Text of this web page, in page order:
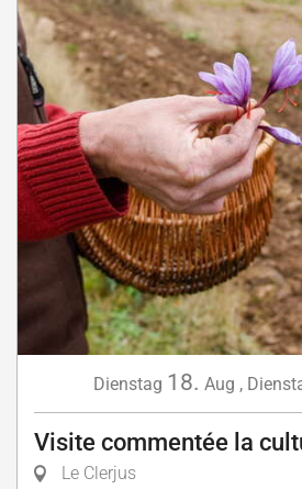
Dienstag 18. Aug ,
Visite commentée la
Le Clerjus